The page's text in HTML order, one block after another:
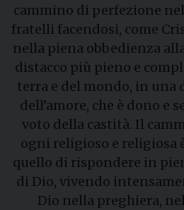
cammino di perfezione
fratelli facendosi, come
nella piena obbedienza
distacco più pieno e
terra e del mondo, in una
dell’amore, che è dono e
voto della castità. Il
ogni religioso e religiosa
quello di rispondere in
di Dio, vivendo
Dio nella preghiera,